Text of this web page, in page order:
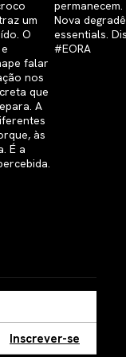
Inscrever-se